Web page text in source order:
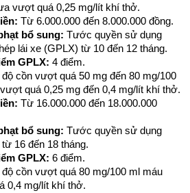
vượt quá 0,25 mg/lít khí thở.
Từ 6.000.000 đến 8.000.000 đồng.
bổ sung: Tước quyền sử dụng
lái xe (GPLX) từ 10 đến 12 tháng.
GPLX: 4 điểm.
độ cồn vượt quá 50 mg đến 80 mg/100
quá 0,25 mg đến 0,4 mg/lít khí thở.
Từ 16.000.000 đến 18.000.000
bổ sung: Tước quyền sử dụng
16 đến 18 tháng.
GPLX: 6 điểm.
độ cồn vượt quá 80 mg/100 ml máu
0,4 mg/lít khí thở.